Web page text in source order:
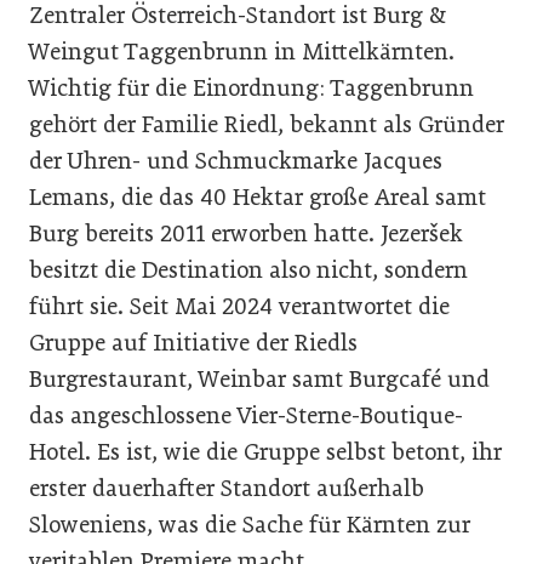
Zentraler Österreich-Standort ist Burg &
Weingut Taggenbrunn in Mittelkärnten.
Wichtig für die Einordnung: Taggenbrunn
gehört der Familie Riedl, bekannt als Gründer
der Uhren- und Schmuckmarke Jacques
Lemans, die das 40 Hektar große Areal samt
Burg bereits 2011 erworben hatte. Jezeršek
besitzt die Destination also nicht, sondern
führt sie. Seit Mai 2024 verantwortet die
Gruppe auf Initiative der Riedls
Burgrestaurant, Weinbar samt Burgcafé und
das angeschlossene Vier-Sterne-Boutique-
Hotel. Es ist, wie die Gruppe selbst betont, ihr
erster dauerhafter Standort außerhalb
Sloweniens, was die Sache für Kärnten zur